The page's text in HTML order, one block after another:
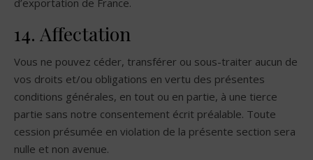
d’exportation de France.
14. Affectation
Vous ne pouvez céder, transférer ou sous-traiter aucun de
vos droits et/ou obligations en vertu des présentes
conditions générales, en tout ou en partie, à une tierce
partie sans notre consentement écrit préalable. Toute
cession présumée en violation de la présente section sera
nulle et non avenue.